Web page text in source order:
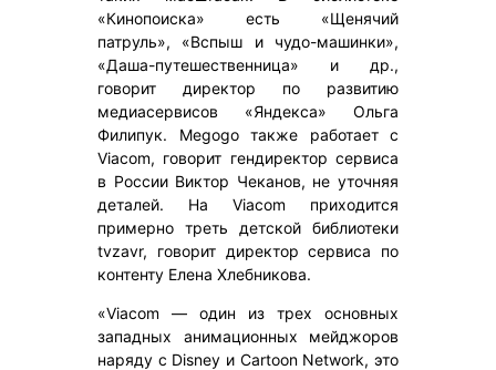
«Кинопоиска» есть «Щенячий
патруль», «Вспыш и чудо-машинки»,
«Даша-путешественница» и др.,
говорит директор по развитию
медиасервисов «Яндекса» Ольга
Филипук. Megogo также работает с
Viacom, говорит гендиректор сервиса
в России Виктор Чеканов, не уточняя
деталей. На Viacom приходится
примерно треть детской библиотеки
tvzavr, говорит директор сервиса по
контенту Елена Хлебникова.
«Viacom — один из трех основных
западных анимационных мейджоров
наряду с Disney и Cartoon Network, это